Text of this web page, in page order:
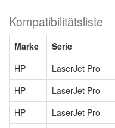
Kompatibilitätsliste
Marke Serie
HP
LaserJet Pro
HP
LaserJet Pro
HP
LaserJet Pro